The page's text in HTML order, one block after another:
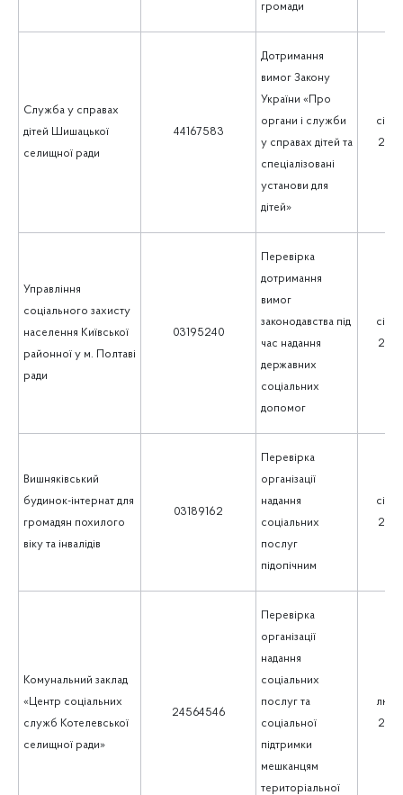
громади
Служба у справах
дітей Шишацької
селищної ради
44167583
Дотримання
вимог Закону
України «Про
органи і служби
у справах дітей та
спеціалізовані
установи для
дітей»
Управління
соціального захисту
населення Київської
районної у м. Полтаві
ради
03195240
Перевірка
дотримання
вимог
законодавства під
час надання
державних
соціальних
допомог
Вишняківський
будинок-інтернат для
громадян похилого
віку та інвалідів
03189162
Перевірка
організації
надання
соціальних
послуг
підопічним
Комунальний заклад
«Центр соціальних
служб Котелевської
селищної ради»
24564546
Перевірка
організації
надання
соціальних
послуг та
соціальної
підтримки
мешканцям
територіальної